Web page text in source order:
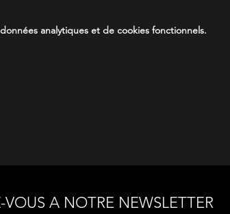
analytiques et de cookies fonctionnels.
VOUS A NOTRE NEWSLETTER